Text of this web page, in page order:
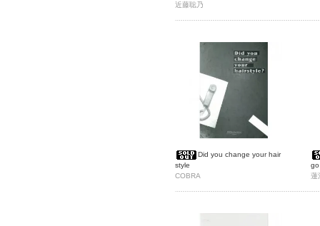
近藤聡乃
Did you change your hair
style
COBRA
go
蓮